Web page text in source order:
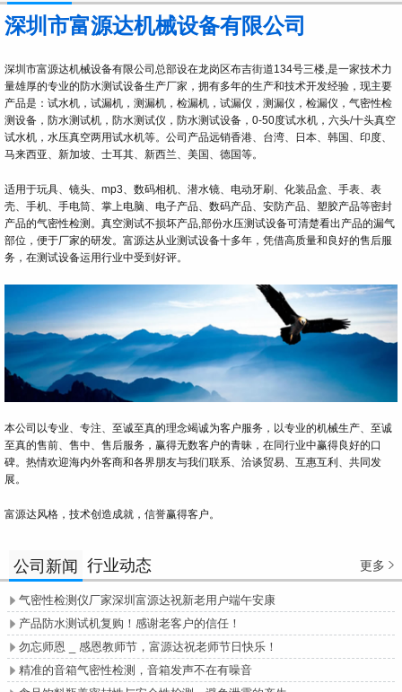
深圳市富源达机械设备有限公司
深圳市富源达机械设备有限公司总部设在龙岗区布吉街道134号三楼,是一家技术力
量雄厚的专业的防水测试设备生产厂家，拥有多年的生产和技术开发经验，现主要
产品是：试水机，试漏机，测漏机，检漏机，试漏仪，测漏仪，检漏仪，气密性检
测设备，防水测试机，防水测试仪，防水测试设备，0-50度试水机，六头/十头真空
试水机，水压真空两用试水机等。公司产品远销香港、台湾、日本、韩国、印度、
马来西亚、新加坡、士耳其、新西兰、美国、德国等。
适用于玩具、镜头、mp3、数码相机、潜水镜、电动牙刷、化装品盒、手表、表
壳、手机、手电筒、掌上电脑、电子产品、数码产品、安防产品、塑胶产品等密封
产品的气密性检测。真空测试不损坏产品,部份水压测试设备可清楚看出产品的漏气
部位，便于厂家的研发。富源达从业测试设备十多年，凭借高质量和良好的售后服
务，在测试设备运用行业中受到好评。
本公司以专业、专注、至诚至真的理念竭诚为客户服务，以专业的机械生产、至诚
至真的售前、售中、售后服务，赢得无数客户的青昧，在同行业中赢得良好的口
碑。热情欢迎海内外客商和各界朋友与我们联系、洽谈贸易、互惠互利、共同发
展。
富源达风格，技术创造成就，信誉赢得客户。
公司新闻 行业动态 更多 
 气密性检测仪厂家深圳富源达祝新老用户端午安康
 产品防水测试机复购！感谢老客户的信任！
 勿忘师恩 _ 感恩教师节，富源达祝老师节日快乐！
 精准的音箱气密性检测，音箱发声不在有噪音